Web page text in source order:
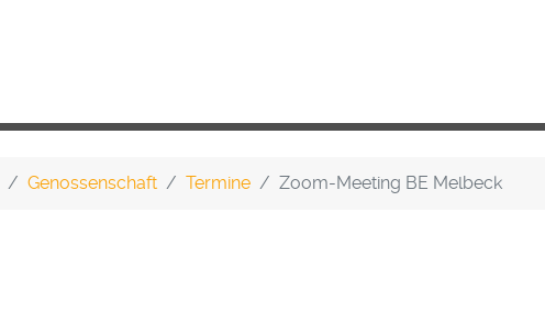
Genossenschaft Termine Zoom-Meeting BE Melbeck